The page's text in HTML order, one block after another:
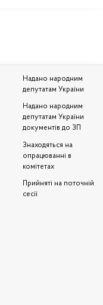
Надано народним
депутатам України
Надано народним
депутатам України
документів до ЗП
Знаходяться на
опрацюванні в
комітетах
Прийняті на поточній
сесії